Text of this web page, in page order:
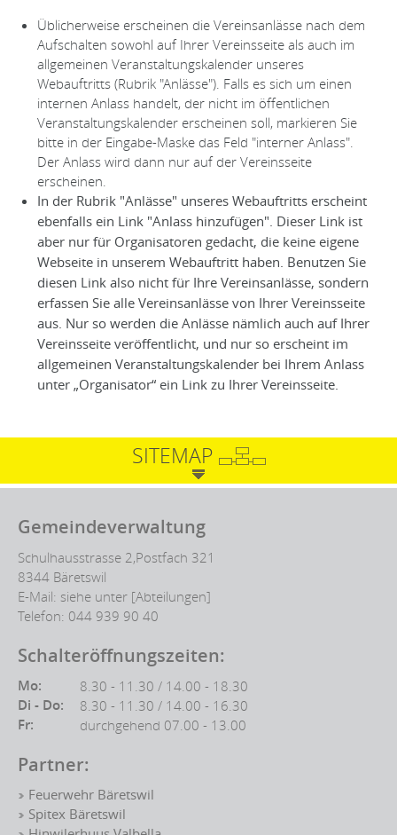
Üblicherweise erscheinen die Vereinsanlässe nach dem
Aufschalten sowohl auf Ihrer Vereinsseite als auch im
allgemeinen Veranstaltungskalender unseres
Webauftritts (Rubrik "Anlässe"). Falls es sich um einen
internen Anlass handelt, der nicht im öffentlichen
Veranstaltungskalender erscheinen soll, markieren Sie
bitte in der Eingabe-Maske das Feld "interner Anlass".
Der Anlass wird dann nur auf der Vereinsseite
erscheinen.
In der Rubrik "Anlässe" unseres Webauftritts erscheint
ebenfalls ein Link "Anlass hinzufügen". Dieser Link ist
aber nur für Organisatoren gedacht, die keine eigene
Webseite in unserem Webauftritt haben. Benutzen Sie
diesen Link also nicht für Ihre Vereinsanlässe, sondern
erfassen Sie alle Vereinsanlässe von Ihrer Vereinsseite
aus. Nur so werden die Anlässe nämlich auch auf Ihrer
Vereinsseite veröffentlicht, und nur so erscheint im
allgemeinen Veranstaltungskalender bei Ihrem Anlass
unter „Organisator“ ein Link zu Ihrer Vereinsseite.
SITEMAP
Fusszeile
Gemeindeverwaltung
Schulhausstrasse 2,Postfach 321
8344 Bäretswil
E-Mail: siehe unter [Abteilungen]
Telefon: 044 939 90 40
Schalteröffnungszeiten:
Mo: 8.30 - 11.30 / 14.00 - 18.30
Di - Do: 8.30 - 11.30 / 14.00 - 16.30
Fr: durchgehend 07.00 - 13.00
Partner:
Feuerwehr Bäretswil
Spitex Bäretswil